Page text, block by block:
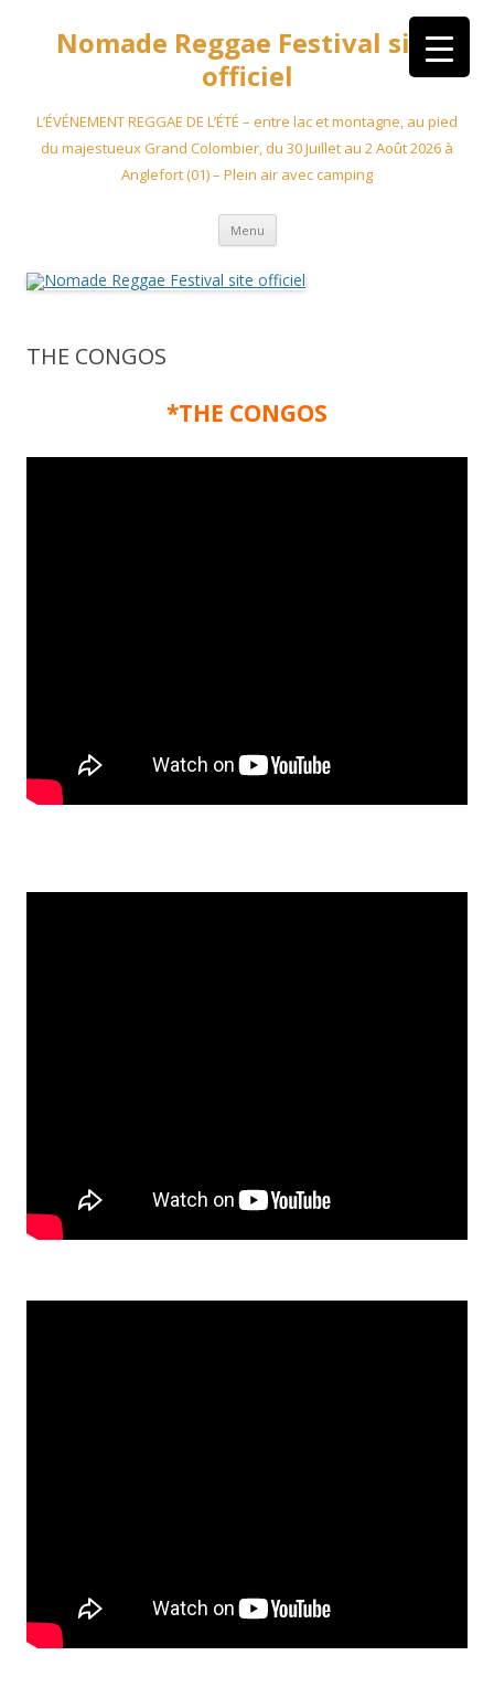
contenuNomade Reggae Festival site
officiel
L’ÉVÉNEMENT REGGAE DE L’ÉTÉ – entre lac et montagne, au pied
du majestueux Grand Colombier, du 30 Juillet au 2 Août 2026 à
Anglefort (01) – Plein air avec camping
Menu
THE CONGOS
*THE CONGOS